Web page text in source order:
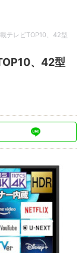
テレビTOP10、42型
、42型